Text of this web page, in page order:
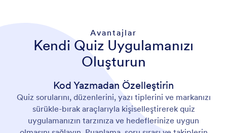
Avantajlar
Kendi Quiz Uygulamanızı
Oluşturun
Kod Yazmadan Özelleştirin
Quiz sorularını, düzenlerini, yazı tiplerini ve markanızı
sürükle-bırak araçlarıyla kişiselleştirerek quiz
uygulamanızın tarzınıza ve hedeflerinize uygun